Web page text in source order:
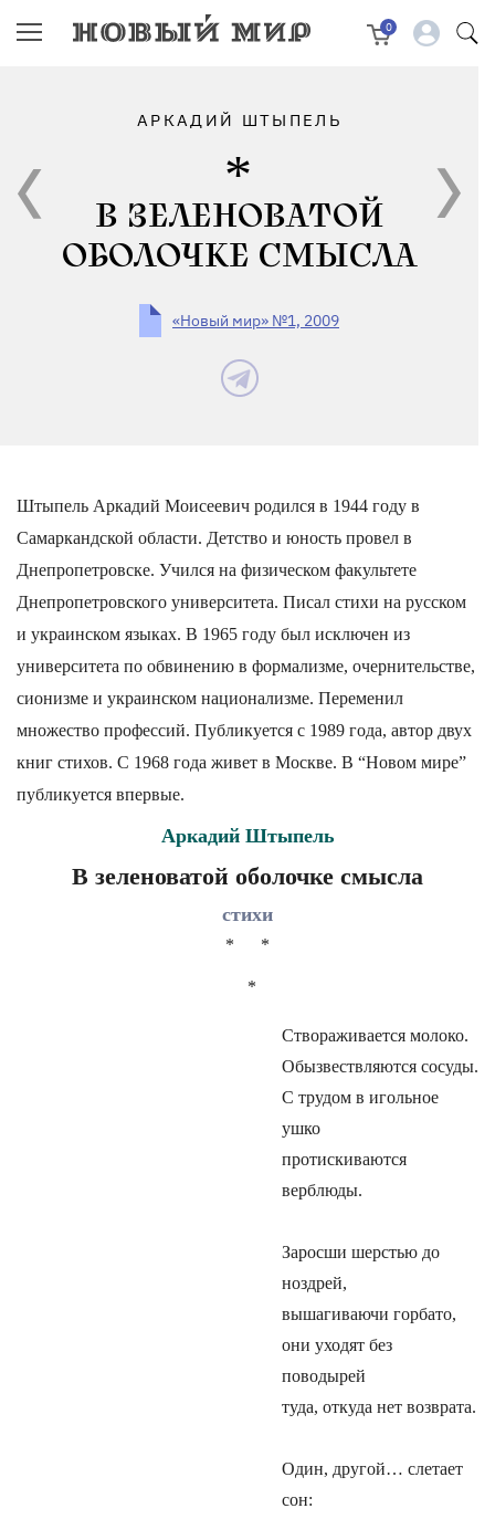
0
АРКАДИЙ ШТЫПЕЛЬ
В ЗЕЛЕНОВАТОЙ
ОБОЛОЧКЕ СМЫСЛА
«Новый мир» №1, 2009
Штыпель Аркадий Моисеевич родился в 1944 году в
Самаркандской области. Детство и юность провел в
Днепропетровске. Учился на физическом факультете
Днепропетровского университета. Писал стихи на русском
и украинском языках. В 1965 году был исключен из
университета по обвинению в формализме, очернительстве,
сионизме и украинском национализме. Переменил
множество профессий. Публикуется с 1989 года, автор двух
книг стихов. С 1968 года живет в Москве. В “Новом мире”
публикуется впервые.
Аркадий Штыпель
В зеленоватой оболочке смысла
стихи
* *
*
Створаживается молоко.
Обызвествляются сосуды.
С трудом в игольное
ушко
протискиваются
верблюды.
Заросши шерстью до
ноздрей,
вышагиваючи горбато,
они уходят без
поводырей
туда, откуда нет возврата.
Один, другой… слетает
сон: